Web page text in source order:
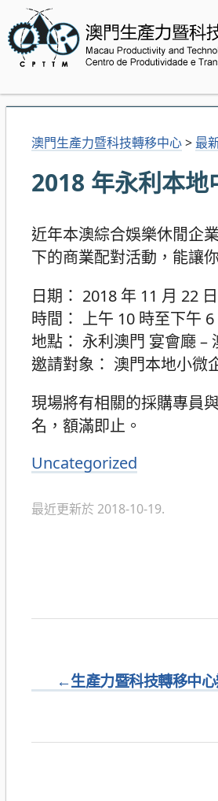
澳門生產力暨科技轉移中心> 最
2018 年永利本
近年本澳綜合娛樂休閒企
下的商業配對活動，能讓
日期： 2018 年 11 月 22
時間： 上午 10 時至下午
地點： 永利澳門 宴會廰 –
邀請對象： 澳門本地小微
現場將有相關的採購專員
名，額滿即止。
分
Uncategorized
最近更新於 2018-10-19.
←生產力暨科技轉移中心